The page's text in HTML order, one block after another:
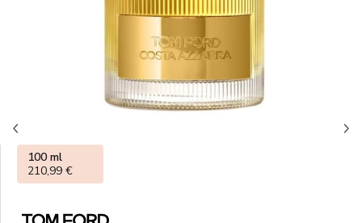
100 ml
210,99 €